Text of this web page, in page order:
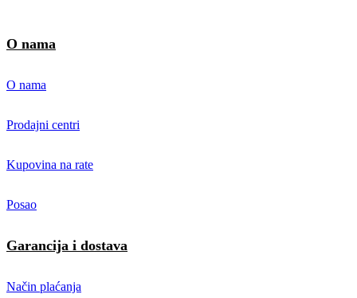
O nama
O nama
Prodajni centri
Kupovina na rate
Posao
Garancija i dostava
Način plaćanja